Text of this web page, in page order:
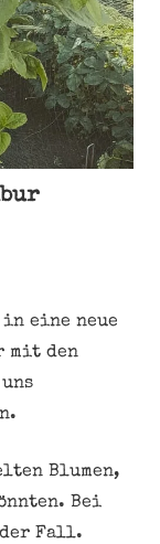
eine neue
mit den
Blumen,
Bei
der Fall.